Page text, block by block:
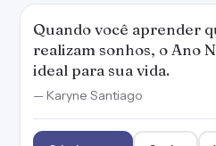
Criar imagem Copiar